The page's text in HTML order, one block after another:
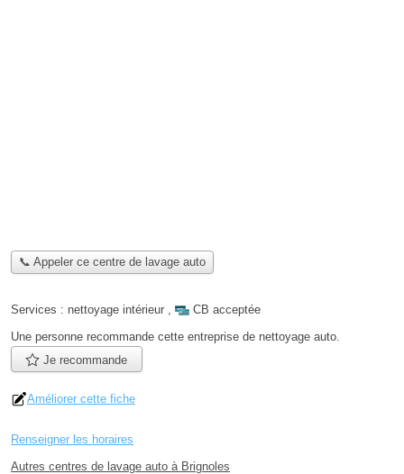
📞 Appeler ce centre de lavage auto
Services : nettoyage intérieur ,
CB acceptée
Une personne recommande cette entreprise de nettoyage auto.
Je recommande
Améliorer cette fiche
Renseigner les horaires
Autres centres de lavage auto à Brignoles